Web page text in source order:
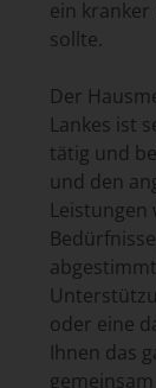
ein
sollte.
Der
Lankes ist
tätig und
und den
oder eine
Ihnen das